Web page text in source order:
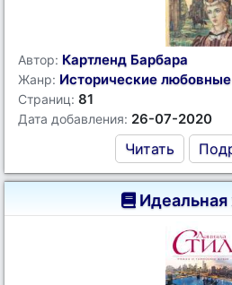
Автор: Картленд Барбара
Жанр: Исторические
Страниц: 81
Дата добавления: 26-07-2020
Читать
Идеальная